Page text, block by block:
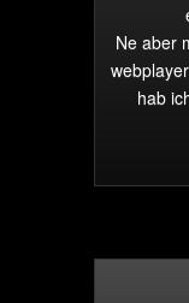
Ne aber
hab